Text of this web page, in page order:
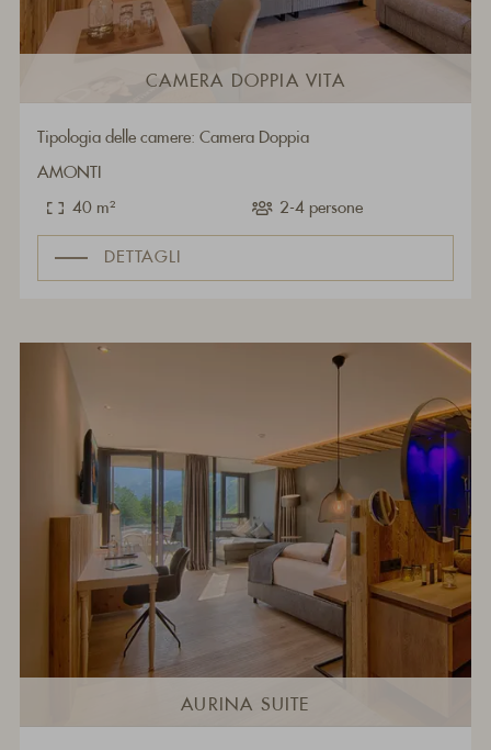
CAMERA DOPPIA VITA
Tipologia delle camere: Camera Doppia
AMONTI
40 m² 2-4 persone
DETTAGLI
AURINA SUITE